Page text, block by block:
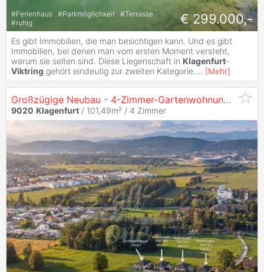
#Ferienhaus #Parkmöglichkeit #Terrasse
#ruhig € 299.000,-
Es gibt Immobilien, die man besichtigen kann. Und es gibt
Immobilien, bei denen man vom ersten Moment versteht,
warum sie selten sind. Diese Liegenschaft in Klagenfurt-
Viktring gehört eindeutig zur zweiten Kategorie.... [Mehr]
Großzügige Neubau - 4-Zimmer-Gartenwohnung mit 254 m² Garten in
9020 Klagenfurt / 101,49m² / 4 Zimmer